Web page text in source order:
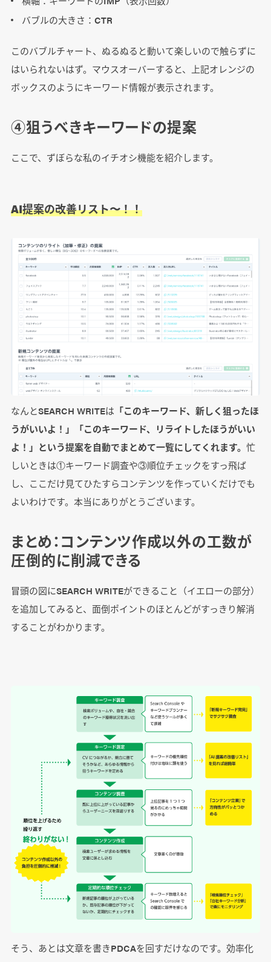
バブルの大きさ：CTR
このバブルチャート、ぬるぬると動いて楽しいので触らずに
はいられないはず。マウスオーバーすると、上記オレンジの
ボックスのようにキーワード情報が表示されます。
④狙うべきキーワードの提案
ここで、ずぼらな私のイチオシ機能を紹介します。
AI提案の改善リスト〜！！
なんとSEARCH WRITEは 「このキーワード、新しく狙ったほ
うがいいよ！」「このキーワード、リライトしたほうがいい
よ！」という提案を自動でまとめて一覧にしてくれます。 忙
しいときは①キーワード調査や③順位チェックをすっ飛ば
し、ここだけ見てひたすらコンテンツを作っていくだけでも
よいわけです。本当にありがとうございます。
まとめ：コンテンツ作成以外の工数が
圧倒的に削減できる
冒頭の図にSEARCH WRITEができること（イエローの部分）
を追加してみると、面倒ポイントのほとんどがすっきり解消
することがわかります。
そう、あとは文章を書きPDCAを回すだけなのです。効率化